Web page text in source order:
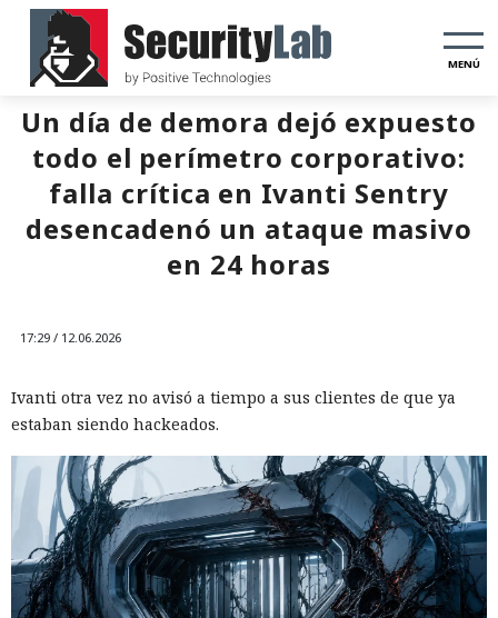
MENÚ
Un día de demora dejó expuesto
todo el perímetro corporativo:
falla crítica en Ivanti Sentry
desencadenó un ataque masivo
en 24 horas
17:29 / 12.06.2026
Ivanti otra vez no avisó a tiempo a sus clientes de que ya
estaban siendo hackeados.